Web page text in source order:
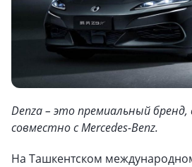
Denza – это премиальный бренд,
совместно с Mercedes-Benz.
На Ташкентском